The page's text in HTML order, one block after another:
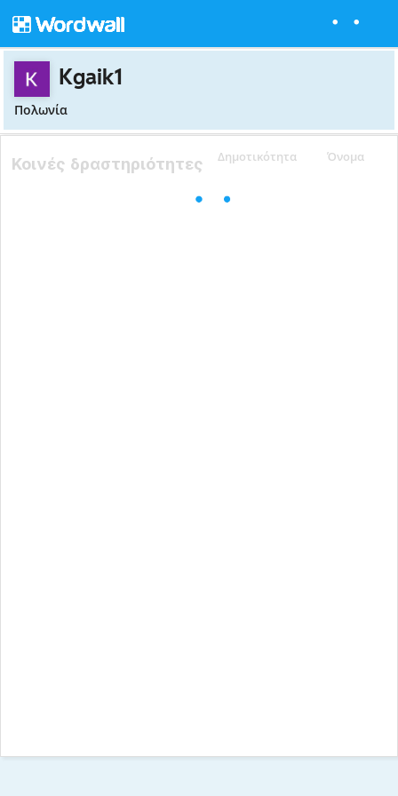
Kgaik1
Πολωνία
Δημοτικότητα Όνομα
Κοινές δραστηριότητες